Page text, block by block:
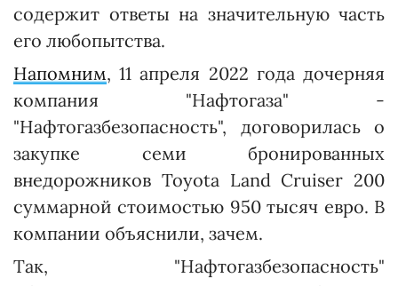
содержит ответы на значительную часть
его любопытства.
Напомним, 11 апреля 2022 года дочерняя
компания "Нафтогаза" -
"Нафтогазбезопасность", договорилась о
закупке семи бронированных
внедорожников Toyota Land Cruiser 200
суммарной стоимостью 950 тысяч евро. В
компании объяснили, зачем.
Так, "Нафтогазбезопасность"